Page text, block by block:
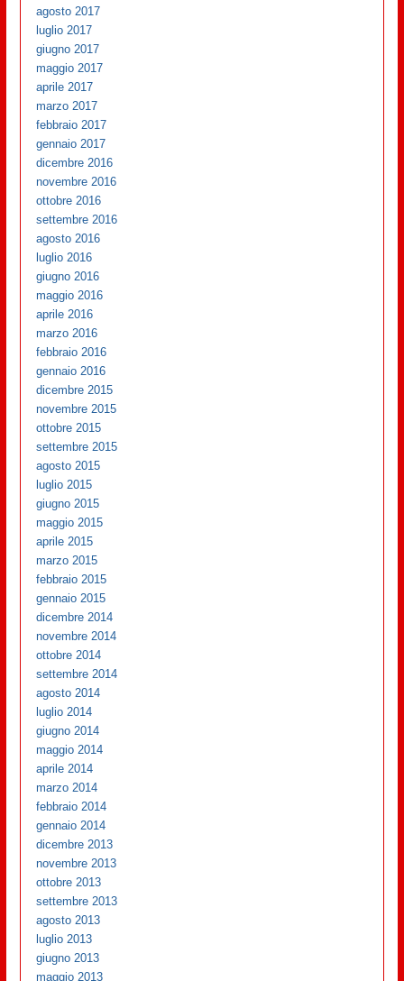
agosto 2017
luglio 2017
giugno 2017
maggio 2017
aprile 2017
marzo 2017
febbraio 2017
gennaio 2017
dicembre 2016
novembre 2016
ottobre 2016
settembre 2016
agosto 2016
luglio 2016
giugno 2016
maggio 2016
aprile 2016
marzo 2016
febbraio 2016
gennaio 2016
dicembre 2015
novembre 2015
ottobre 2015
settembre 2015
agosto 2015
luglio 2015
giugno 2015
maggio 2015
aprile 2015
marzo 2015
febbraio 2015
gennaio 2015
dicembre 2014
novembre 2014
ottobre 2014
settembre 2014
agosto 2014
luglio 2014
giugno 2014
maggio 2014
aprile 2014
marzo 2014
febbraio 2014
gennaio 2014
dicembre 2013
novembre 2013
ottobre 2013
settembre 2013
agosto 2013
luglio 2013
giugno 2013
maggio 2013